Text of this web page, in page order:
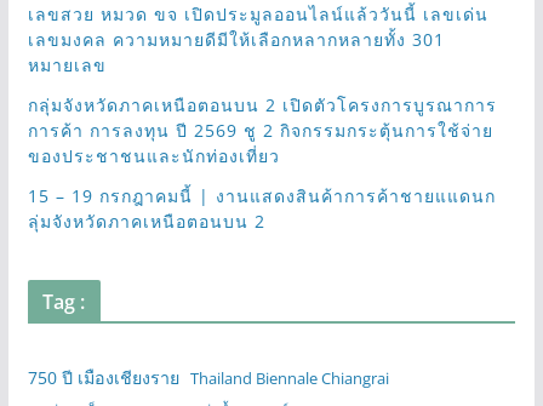
เลขสวย หมวด ขจ เปิดประมูลออนไลน์แล้ววันนี้ เลขเด่น
เลขมงคล ความหมายดีมีให้เลือกหลากหลายทั้ง 301
หมายเลข
กลุ่มจังหวัดภาคเหนือตอนบน 2 เปิดตัวโครงการบูรณาการ
การค้า การลงทุน ปี 2569 ชู 2 กิจกรรมกระตุ้นการใช้จ่าย
ของประชาชนและนักท่องเที่ยว
15 – 19 กรกฎาคมนี้ | งานแสดงสินค้าการค้าชายแแดนก
ลุ่มจังหวัดภาคเหนือตอนบน 2
Tag :
750 ปี เมืองเชียงราย Thailand Biennale Chiangrai